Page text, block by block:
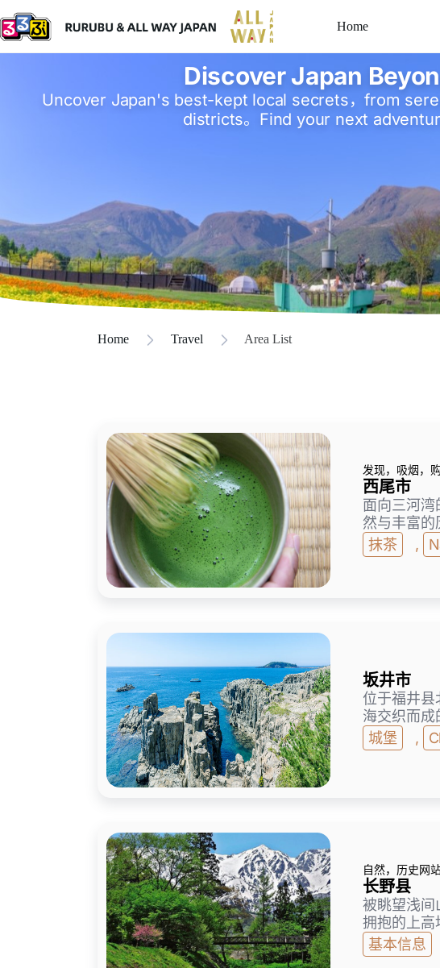
Home
Discover Japan
Uncover Japan's best-kept local secrets，from
districts。Find your next
Home Travel Area List
发现，吸烟，
食品
西尾市
面向三河湾
然与丰富的
本著名的抹
品尝抹茶和
和三河湾的
抹茶 ,
坂井市
位于福井县
海交织而成
道，历史上
景色广阔的
等，海的幸
分享受。
城堡 ,
自然，历史网
理与当地美食
长野县
被眺望浅间
拥抱的上高
地而受欢迎
峰、美原的
基本信息